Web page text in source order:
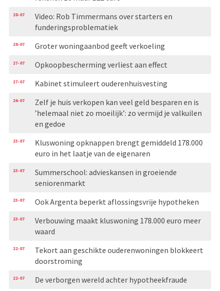
28-07
Video: Rob Timmermans over starters en
funderingsproblematiek
28-07 Groter woningaanbod geeft verkoeling
27-07 Opkoopbescherming verliest aan effect
27-07 Kabinet stimuleert ouderenhuisvesting
26-07
Zelf je huis verkopen kan veel geld besparen en is
’helemaal niet zo moeilijk’: zo vermijd je valkuilen
en gedoe
23-07
Kluswoning opknappen brengt gemiddeld 178.000
euro in het laatje van de eigenaren
23-07
Summerschool: advieskansen in groeiende
seniorenmarkt
23-07 Ook Argenta beperkt aflossingsvrije hypotheken
23-07
Verbouwing maakt kluswoning 178.000 euro meer
waard
22-07
Tekort aan geschikte ouderenwoningen blokkeert
doorstroming
22-07 De verborgen wereld achter hypotheekfraude